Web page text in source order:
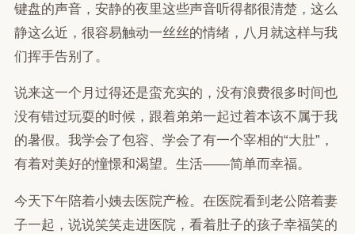
键盘的声音，安静的夜里这些声音听得都很清楚，这么
静这么近，很容易触动一丝丝的情绪，八月就这样与我
们挥手告别了。
说来这一个月过得还是蛮充实的，没有浪费很多时间也
没有错过玩耍的时候，跟着弟弟一起过着本该不属于我
的暑假。我学会了包容、学会了有一个宰相的“大肚”，
有着对美好的憧憬和渴望。生活——简单而幸福。
今天下午陪着小姨去医院产检。在医院看到老公陪着妻
子一起，说说笑笑走进医院，看着肚子的孩子幸福笑的